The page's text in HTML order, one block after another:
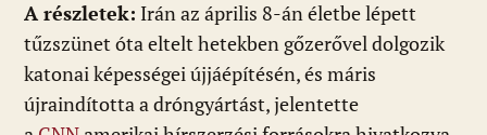
A részletek: Irán az április 8-án életbe lépett
tűzszünet óta eltelt hetekben gőzerővel dolgozik
katonai képességei újjáépítésén, és máris
újraindította a dróngyártást, jelentette